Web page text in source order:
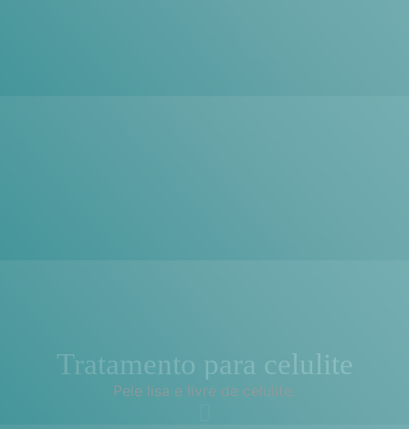
Tratamento para celulite
Pele lisa e livre de celulite.